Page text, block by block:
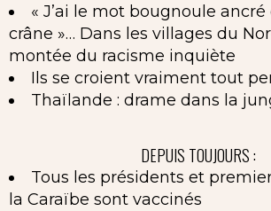
« J’ai le mot bougnoule
crâne »… Dans les villages du
montée du racisme inquiète
Ils se croient vraiment tout
Thaïlande : drame dans la
DEPUIS TOUJOURS :
Tous les présidents et
la Caraïbe sont vaccinés